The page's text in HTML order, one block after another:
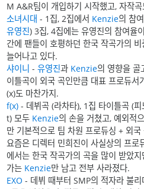
M A&R팀이 개입하기 시작했고, 자작
소녀시대 - 1집, 2집에서 Kenzie의 참
유영진) 3집, 4집에는 유영진의 참여율
간에 팬들이 호평하던 한국 작곡가의
늘어나고 있다.
샤이니 -유영진과 Kenzie의 영향을 골
이틀곡이 외국 곡인만큼 대표 프로듀
(x)도 마찬가지.
f(x) - 데뷔곡 (라차타), 1집 타이틀곡 (
t) 모두 Kenzie의 손을 거쳤고, 예외적
만 기본적으로 팀 차원 프로듀싱 + 외
요즘은 디렉터 민희진이 사실상의 프
에서는 한국 작곡가의 곡을 많이 받았
가는 Kenzie만 남고 전부 사라졌다.
EXO - 데뷔 때부터 SMP의 적자라 불